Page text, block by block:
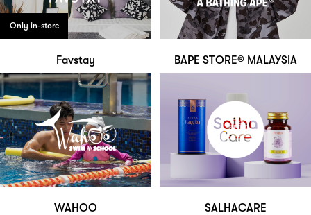
Only in-store
Favstay BAPE STORE®️ MALAYSIA
WAHOO SALHACARE